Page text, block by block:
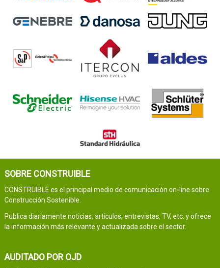
SOBRE CONSTRUIBLE
CONSTRUIBLE es el principal medio de comunicación on-line sobre
Construcción Sostenible.
Publica diariamente noticias, artículos, entrevistas, TV, etc. y ofrece
la información más relevante y actualizada sobre el sector.
AUDITADO POR OJD